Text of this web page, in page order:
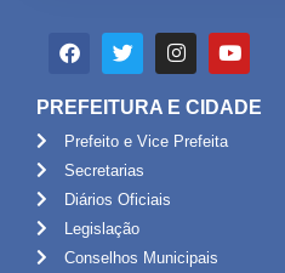
PREFEITURA E CIDADE
Prefeito e Vice Prefeita
Secretarias
Diários Oficiais
Legislação
Conselhos Municipais